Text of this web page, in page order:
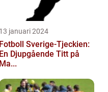
13 januari 2024
Fotboll Sverige-Tjeckien:
En Djupgående Titt på
Ma...